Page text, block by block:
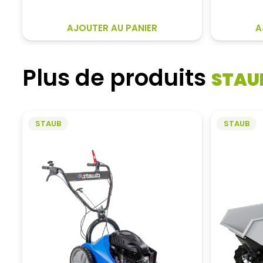
AJOUTER AU PANIER
Plus de produits
STAUB STAUB